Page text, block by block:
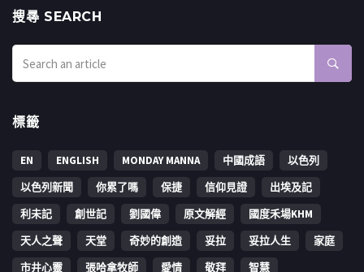
搜㝷 SEARCH
標籤
EN ENGLISH MONDAY MANNA 中國成語
以色列
以色列新聞
你累了嗎 保捷 信仰見證
出埃及記
利未記
創世記 劉國偉 原文解經
國度禾場KHM
天人之聲
天堂 奇妙的創造 妥拉 妥拉人生
家庭
市井心靈
張哈拿牧師 愛情 敬拜 智慧